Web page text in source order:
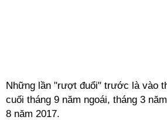
Những lần "rượt đuổi" trước là vào
cuối tháng 9 năm ngoái, tháng 3
8 năm 2017.